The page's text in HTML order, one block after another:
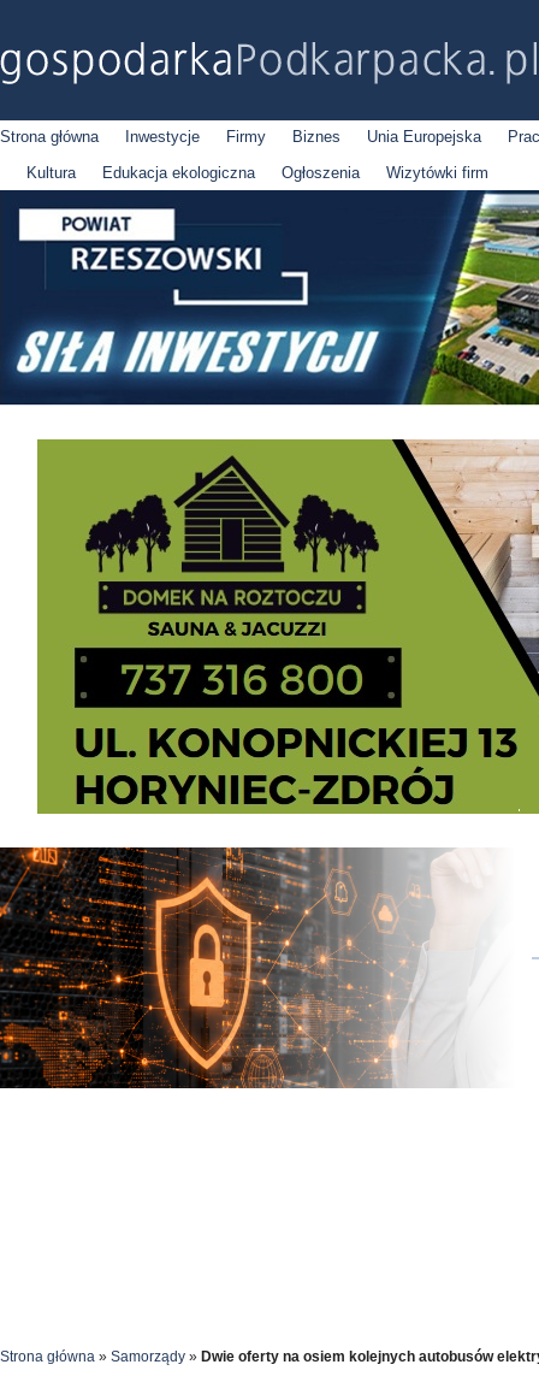
Strona główna Inwestycje Firmy Biznes Unia Europejska
Kultura
Edukacja ekologiczna Ogłoszenia Wizytówki firm
Strona główna » Samorządy » Dwie oferty na osiem kolejnych autobusów